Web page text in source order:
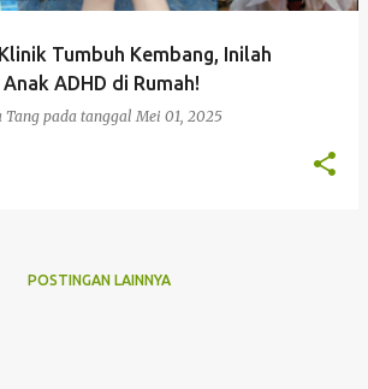
Tumbuh Kembang, Inilah
ADHD di Rumah!
Tang pada tanggalMei 01, 2025
POSTINGAN LAINNYA